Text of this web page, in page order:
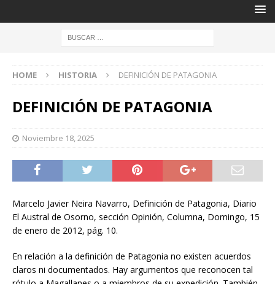
HOME HISTORIA DEFINICIÓN DE PATAGONIA
DEFINICIÓN DE PATAGONIA
Noviembre 18, 2025
Marcelo Javier Neira Navarro, Definición de Patagonia, Diario
El Austral de Osorno, sección Opinión, Columna, Domingo, 15
de enero de 2012, pág. 10.
En relación a la definición de Patagonia no existen acuerdos
claros ni documentados. Hay argumentos que reconocen tal